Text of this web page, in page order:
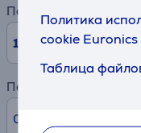
Политика
cookie Euronics
Таблица
Период
10 мес.
Первый взнос
0% /